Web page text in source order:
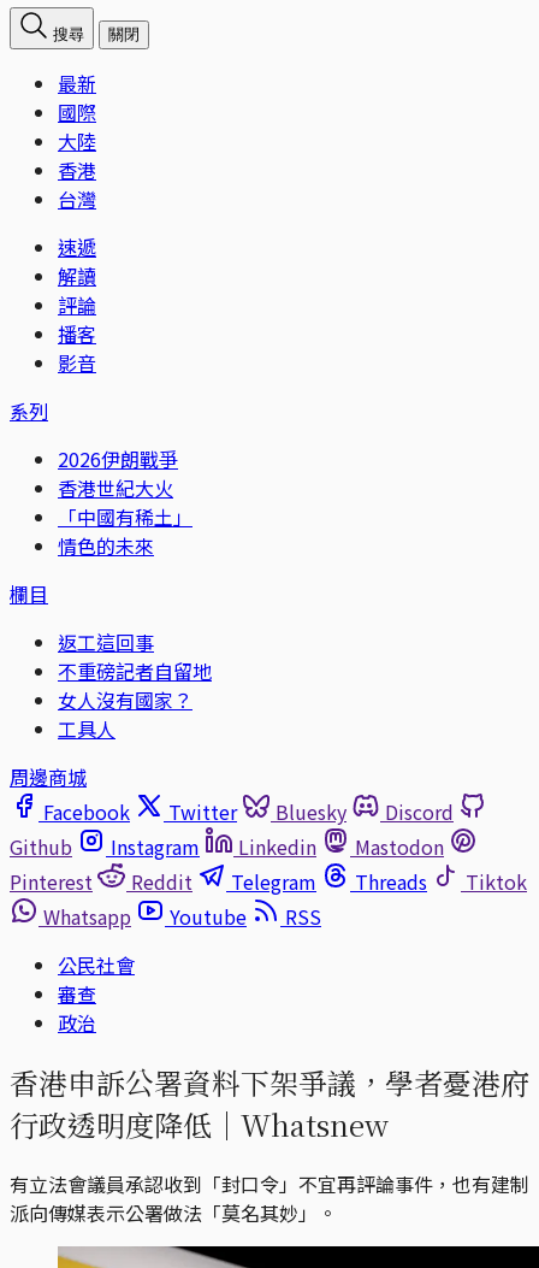
搜尋 關閉
最新
國際
大陸
香港
台灣
速遞
解讀
評論
播客
影音
系列
2026伊朗戰爭
香港世紀大火
「中國有稀土」
情色的未來
欄目
返工這回事
不重磅記者自留地
女人沒有國家？
工具人
周邊商城
Facebook
Twitter Bluesky
Discord
Github
Instagram Linkedin
Mastodon
Pinterest
Reddit Telegram Threads
Tiktok
Whatsapp
Youtube
RSS
公民社會
審查
政治
香港申訴公署資料下架爭議，學者憂港府
行政透明度降低｜Whatsnew
有立法會議員承認收到「封口令」不宜再評論事件，也有建制
派向傳媒表示公署做法「莫名其妙」。